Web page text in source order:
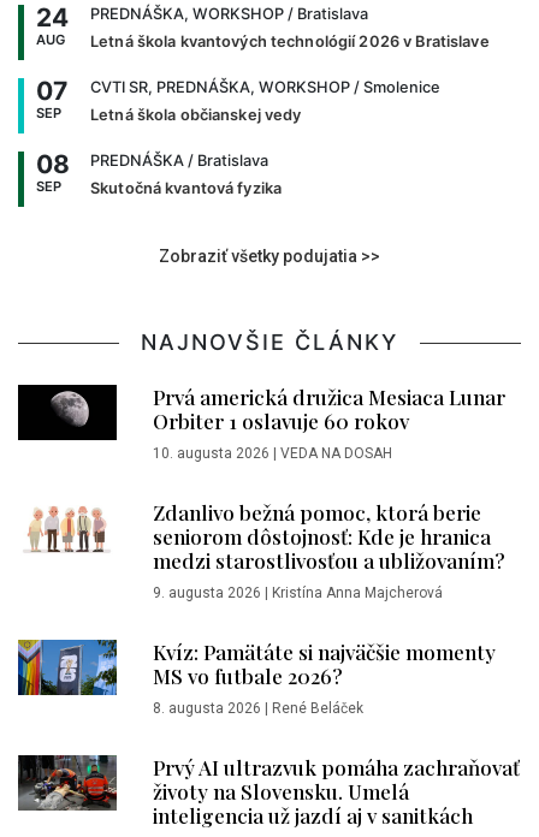
24
AUG
PREDNÁŠKA, WORKSHOP / Bratislava
Letná škola kvantových technológií 2026 v Bratislave
07
SEP
CVTI SR, PREDNÁŠKA, WORKSHOP / Smolenice
Letná škola občianskej vedy
08
SEP
PREDNÁŠKA / Bratislava
Skutočná kvantová fyzika
Zobraziť všetky podujatia >>
NAJNOVŠIE ČLÁNKY
Prvá americká družica Mesiaca Lunar
Orbiter 1 oslavuje 60 rokov
10. augusta 2026 | VEDA NA DOSAH
Zdanlivo bežná pomoc, ktorá berie
seniorom dôstojnosť: Kde je hranica
medzi starostlivosťou a ubližovaním?
9. augusta 2026 | Kristína Anna Majcherová
Kvíz: Pamätáte si najväčšie momenty
MS vo futbale 2026?
8. augusta 2026 | René Beláček
Prvý AI ultrazvuk pomáha zachraňovať
životy na Slovensku. Umelá
inteligencia už jazdí aj v sanitkách